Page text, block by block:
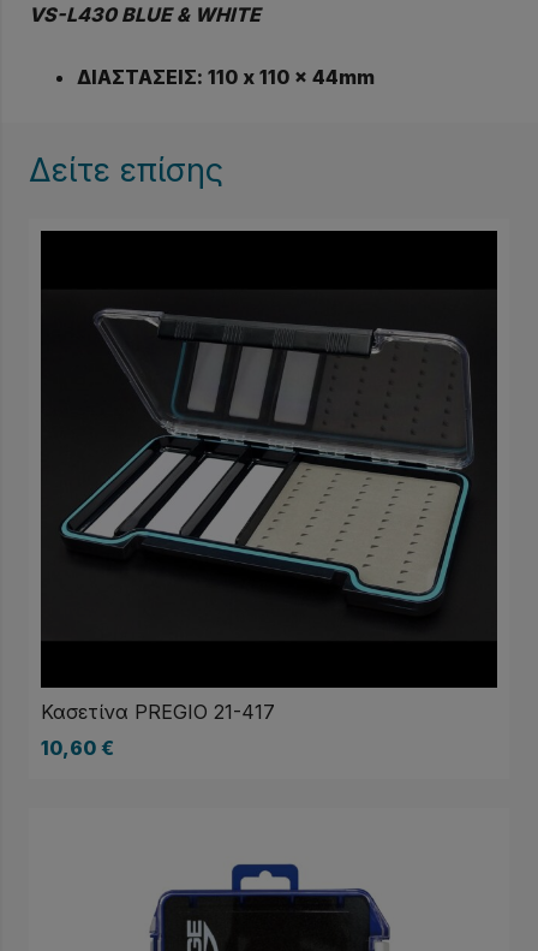
VS-L430 BLUE & WHITE
ΔΙΑΣΤΑΣΕΙΣ: 110 x 110 x 44mm
Δείτε επίσης
Κασετίνα PREGIO 21-417
10,60 €